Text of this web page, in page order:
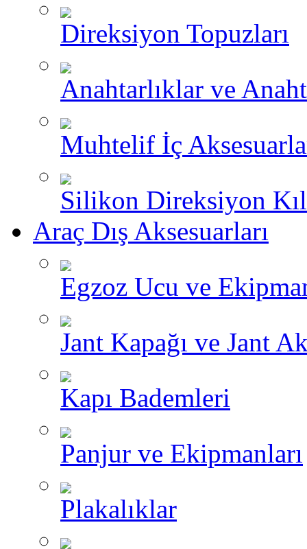
Direksiyon Topuzları
Anahtarlıklar ve
Muhtelif İç
Silikon Direksiyon
Araç Dış Aksesuarları
Egzoz Ucu ve
Jant Kapağı ve Jant
Kapı Bademleri
Panjur ve Ekipmanları
Plakalıklar